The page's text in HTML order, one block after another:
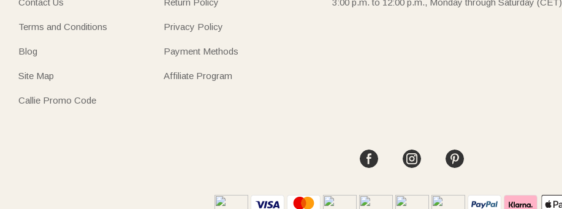
Terms and Conditions
Blog
Site Map
Callie Promo Code
Privacy Policy
Payment Methods
Affiliate Program